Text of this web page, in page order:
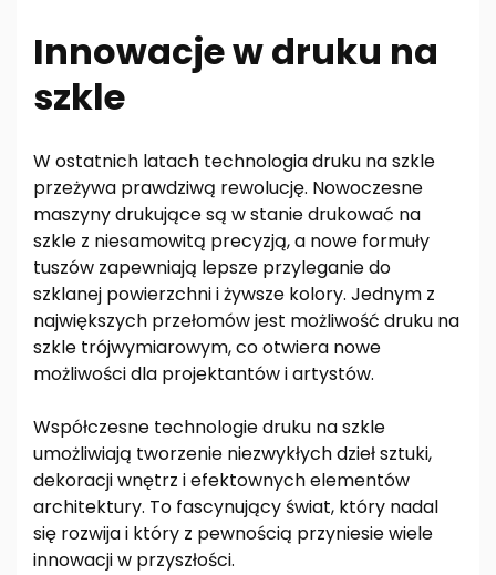
Innowacje w druku na
szkle
W ostatnich latach technologia druku na szkle
przeżywa prawdziwą rewolucję. Nowoczesne
maszyny drukujące są w stanie drukować na
szkle z niesamowitą precyzją, a nowe formuły
tuszów zapewniają lepsze przyleganie do
szklanej powierzchni i żywsze kolory. Jednym z
największych przełomów jest możliwość druku na
szkle trójwymiarowym, co otwiera nowe
możliwości dla projektantów i artystów.
Współczesne technologie druku na szkle
umożliwiają tworzenie niezwykłych dzieł sztuki,
dekoracji wnętrz i efektownych elementów
architektury. To fascynujący świat, który nadal
się rozwija i który z pewnością przyniesie wiele
innowacji w przyszłości.